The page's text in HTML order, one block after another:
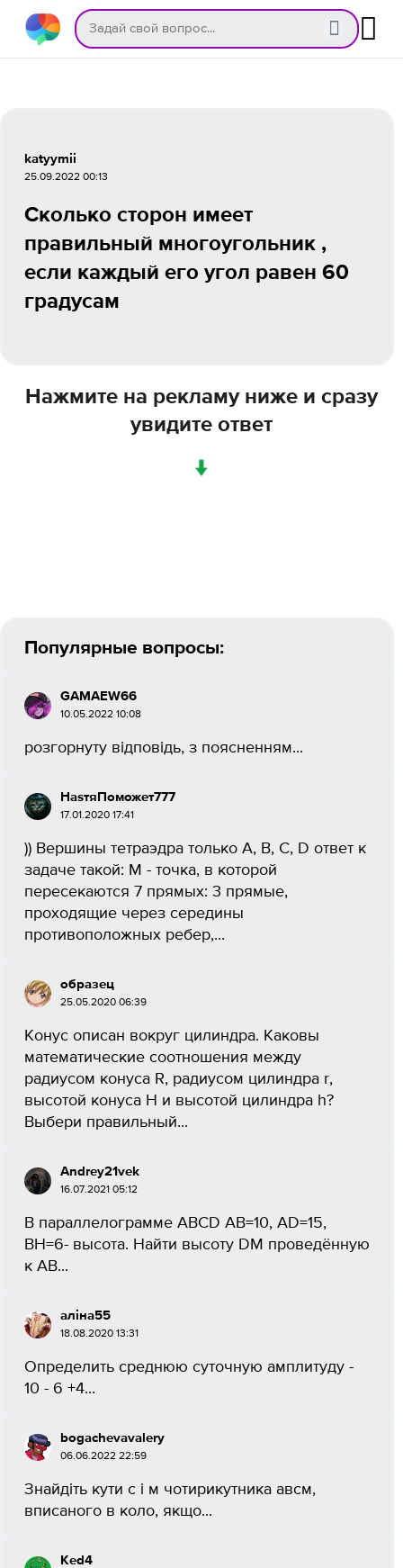
katyymii
25.09.2022 00:13
Сколько сторон имеет
правильный многоугольник ,
если каждый его угол равен 60
градусам
Нажмите на рекламу ниже и сразу
увидите ответ
↓
Популярные вопросы:
GAMAEW66
10.05.2022 10:08
розгорнуту відповідь, з поясненням​...
НаsтяПоможет777
17.01.2020 17:41
)) Вершины тетраэдра только A, B, C, D ответ к
задаче такой: М - точка, в которой
пересекаются 7 прямых: 3 прямые,
проходящие через середины
противоположных ребер,...
образец
25.05.2020 06:39
Конус описан вокруг цилиндра. Каковы
математические соотношения между
радиусом конуса R, радиусом цилиндра r,
высотой конуса H и высотой цилиндра h?
Выбери правильный...
Andrey21vek
16.07.2021 05:12
В параллелограмме ABCD AB=10, AD=15,
BH=6- высота. Найти высоту DM проведённую
к AB...
аліна55
18.08.2020 13:31
Определить среднюю суточную амплитуду -
10 - 6 +4...
bogachevavalery
06.06.2022 22:59
Знайдіть кути с і м чотирикутника авсм,
вписаного в коло, якщо...
Ked4